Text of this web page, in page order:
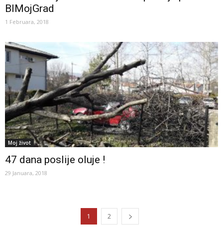
BlMojGrad
1 Februara, 2018
Moj život
47 dana poslije oluje !
29 Januara, 2018
1 2